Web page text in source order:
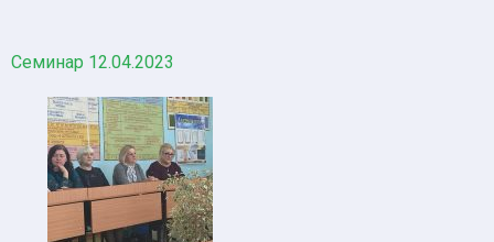
Семинар 12.04.2023